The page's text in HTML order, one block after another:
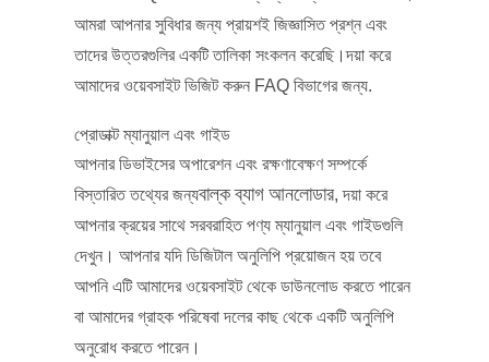
আমরা আপনার সুবিধার জন্য প্রায়শই জিজ্ঞাসিত প্রশ্ন এবং
তাদের উত্তরগুলির একটি তালিকা সংকলন করেছি।দয়া করে
আমাদের ওয়েবসাইট ভিজিট করুন FAQ বিভাগের জন্য.
প্রোডাক্ট ম্যানুয়াল এবং গাইড
আপনার ডিভাইসের অপারেশন এবং রক্ষণাবেক্ষণ সম্পর্কে
বিস্তারিত তথ্যের জন্যবাল্ক ব্যাগ আনলোডার, দয়া করে
আপনার ক্রয়ের সাথে সরবরাহিত পণ্য ম্যানুয়াল এবং গাইডগুলি
দেখুন। আপনার যদি ডিজিটাল অনুলিপি প্রয়োজন হয় তবে
আপনি এটি আমাদের ওয়েবসাইট থেকে ডাউনলোড করতে পারেন
বা আমাদের গ্রাহক পরিষেবা দলের কাছ থেকে একটি অনুলিপি
অনুরোধ করতে পারেন।